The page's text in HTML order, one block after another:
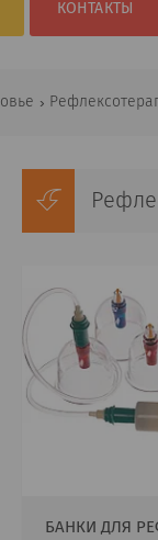
КОНТАКТЫ
БАНКИ ДЛЯ